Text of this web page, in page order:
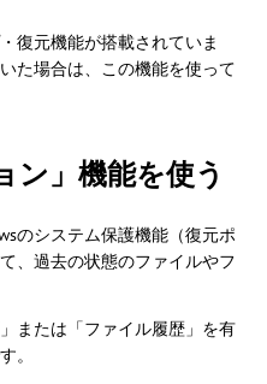
復元機能が搭載されていま
た場合は、この機能を使って
」機能を使う
のシステム保護機能（復元ポ
、過去の状態のファイルやフ
または「ファイル履歴」を有
。